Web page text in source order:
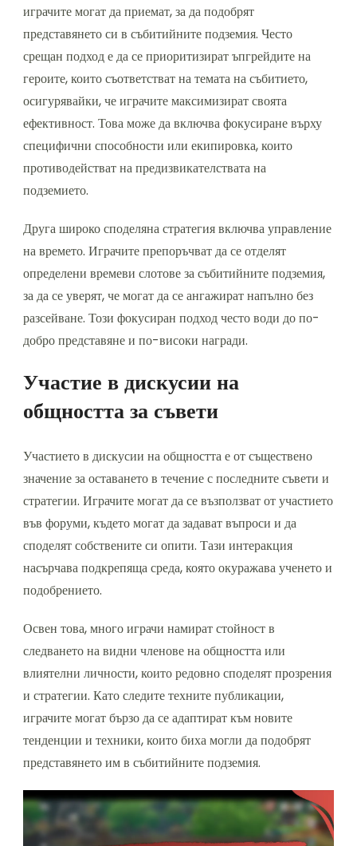
играчите могат да приемат, за да подобрят
представянето си в събитийните подземия. Често
срещан подход е да се приоритизират ъпгрейдите на
героите, които съответстват на темата на събитието,
осигурявайки, че играчите максимизират своята
ефективност. Това може да включва фокусиране върху
специфични способности или екипировка, които
противодействат на предизвикателствата на
подземието.
Друга широко споделяна стратегия включва управление
на времето. Играчите препоръчват да се отделят
определени времеви слотове за събитийните подземия,
за да се уверят, че могат да се ангажират напълно без
разсейване. Този фокусиран подход често води до по-
добро представяне и по-високи награди.
Участие в дискусии на
общността за съвети
Участието в дискусии на общността е от съществено
значение за оставането в течение с последните съвети и
стратегии. Играчите могат да се възползват от участието
във форуми, където могат да задават въпроси и да
споделят собствените си опити. Тази интеракция
насърчава подкрепяща среда, която окуражава ученето и
подобрението.
Освен това, много играчи намират стойност в
следването на видни членове на общността или
влиятелни личности, които редовно споделят прозрения
и стратегии. Като следите техните публикации,
играчите могат бързо да се адаптират към новите
тенденции и техники, които биха могли да подобрят
представянето им в събитийните подземия.